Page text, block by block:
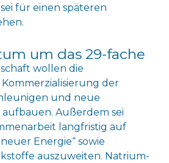
für einen späteren
um das 29-fache
wollen die
der
und neue
Außerdem sei
langfristig auf
Energie“ sowie
auszuweiten. Natrium-